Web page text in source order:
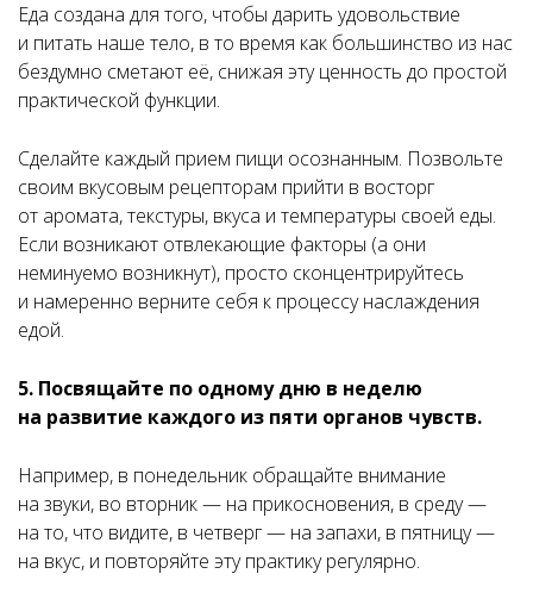
Еда создана для того, чтобы дарить удовольствие
и питать наше тело, в то время как большинство из нас
бездумно сметают её, снижая эту ценность до простой
практической функции.
Сделайте каждый прием пищи осознанным. Позвольте
своим вкусовым рецепторам прийти в восторг
от аромата, текстуры, вкуса и температуры своей еды.
Если возникают отвлекающие факторы (а они
неминуемо возникнут), просто сконцентрируйтесь
и намеренно верните себя к процессу наслаждения
едой.
5. Посвящайте по одному дню в неделю
на развитие каждого из пяти органов чувств.
Например, в понедельник обращайте внимание
на звуки, во вторник — на прикосновения, в среду —
на то, что видите, в четверг — на запахи, в пятницу —
на вкус, и повторяйте эту практику регулярно.